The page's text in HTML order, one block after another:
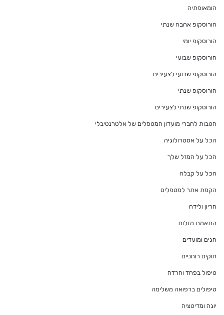
הומאופתיה
הורוסקופ אהבה שנתי
הורוסקופ יומי
הורוסקופ שבועי
הורוסקופ שבועי לצעירים
הורוסקופ שנתי
הורוסקופ שנתי לצעירים
הטבות לחברי מועדון המטפלים של אלטרנטיבלי
הכל על אסטרולוגיה
הכל על המזל שלך
הכל על קבלה
הקמת אתר למטפלים
הריון ולידה
התאמת מזלות
חגים ומועדים
חוקים רוחניים
טיפול בפחד וחרדה
טיפולים ברפואה משלימה
יוגה ומדיטציה